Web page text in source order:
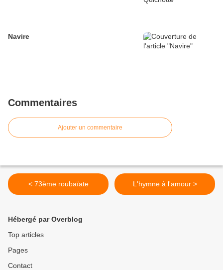
Navire
Commentaires
Ajouter un commentaire
< 73ème roubaïate L'hymne à l'amour >
Hébergé par Overblog
Top articles
Pages
Contact